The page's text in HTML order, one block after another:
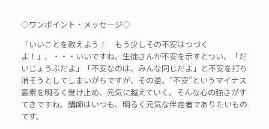
◇ワンポイント・メッセージ◇
「いいことを教えよう！ もう少しその不安はつづく
よ！」、・・・いいですね。生徒さんが不安を示すとつい、「だ
いじょうぶだよ」「不安なのは、みんな同じだよ」と不安を打ち
消そうとしてしまいがちですが、その逆。“不安”というマイナス
要素を明るく受け止め、元気に越えていく。そんな心の強さがす
てきですね。講師はいつも、明るく元気な伴走者でありたいもの
です。